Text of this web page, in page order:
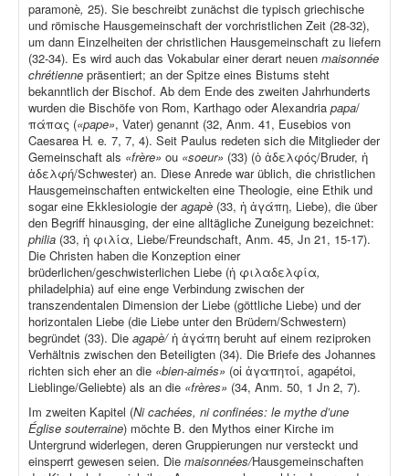
paramonè, 25). Sie beschreibt zunächst die typisch griechische
und römische Hausgemeinschaft der vorchristlichen Zeit (28-32),
um dann Einzelheiten der christlichen Hausgemeinschaft zu liefern
(32-34). Es wird auch das Vokabular einer derart neuen maisonnée
chrétienne präsentiert; an der Spitze eines Bistums steht
bekanntlich der Bischof. Ab dem Ende des zweiten Jahrhunderts
wurden die Bischöfe von Rom, Karthago oder Alexandria papa/
πάπας («pape», Vater) genannt (32, Anm. 41, Eusebios von
Caesarea H. e. 7, 7, 4). Seit Paulus redeten sich die Mitglieder der
Gemeinschaft als «frère» ou «soeur» (33) (ὁ ἀδελφός/Bruder, ἡ
ἀδελφή/Schwester) an. Diese Anrede war üblich, die christlichen
Hausgemeinschaften entwickelten eine Theologie, eine Ethik und
sogar eine Ekklesiologie deragapè (33, ἡ ἀγάπη, Liebe), die über
den Begriff hinausging, der eine alltägliche Zuneigung bezeichnet:
philia (33, ἡ φιλία, Liebe/Freundschaft, Anm. 45, Jn 21, 15-17).
Die Christen haben die Konzeption einer
brüderlichen/geschwisterlichen Liebe (ἡ φιλαδελφία,
philadelphia) auf eine enge Verbindung zwischen der
transzendentalen Dimension der Liebe (göttliche Liebe) und der
horizontalen Liebe (die Liebe unter den Brüdern/Schwestern)
begründet (33). Die agapè/ἡ ἀγάπη beruht auf einem reziproken
Verhältnis zwischen den Beteiligten (34). Die Briefe des Johannes
richten sich eher an die «bien-aimés» (οἱ ἀγαπητοί, agapétoi,
Lieblinge/Geliebte) als an die «frères» (34, Anm. 50, 1 Jn 2, 7).
Im zweiten Kapitel (Ni cachées, ni confinées: le mythe d’une
Église souterraine) möchte B. den Mythos einer Kirche im
Untergrund widerlegen, deren Gruppierungen nur versteckt und
einsperrt gewesen seien. Die maisonnées/Hausgemeinschaften